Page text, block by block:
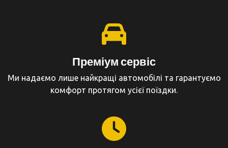
Преміум сервіс
Ми надаємо лише найкращі автомобілі та гарантуємо
комфорт протягом усієї поїздки.